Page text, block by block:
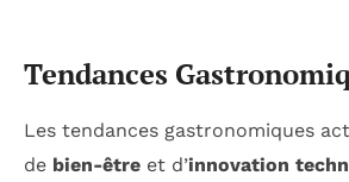
Tendances
Les tendances gastronomiques
de bien-être et d’innovation